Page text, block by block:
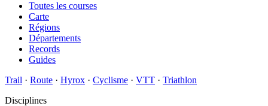
Toutes les courses
Carte
Régions
Départements
Records
Guides
Trail · Route · Hyrox · Cyclisme · VTT · Triathlon
Disciplines